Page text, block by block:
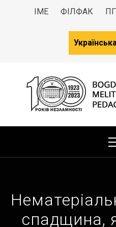
ІМЕ ФІЛФАК ПГ
МДПУ
спадщина,